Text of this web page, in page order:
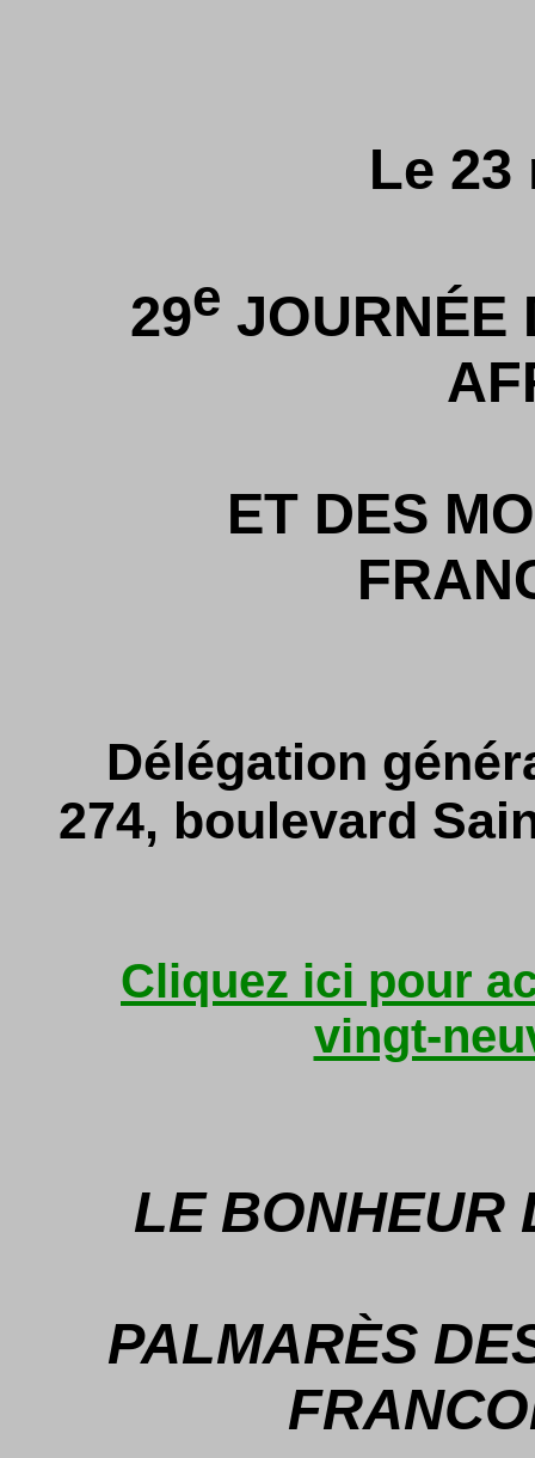
Le 23
29e JOURNÉE
ET DES
Délégation
274, boulevard
Cliquez ici pour
vingt-
LE BONHEUR
PALMARÈS